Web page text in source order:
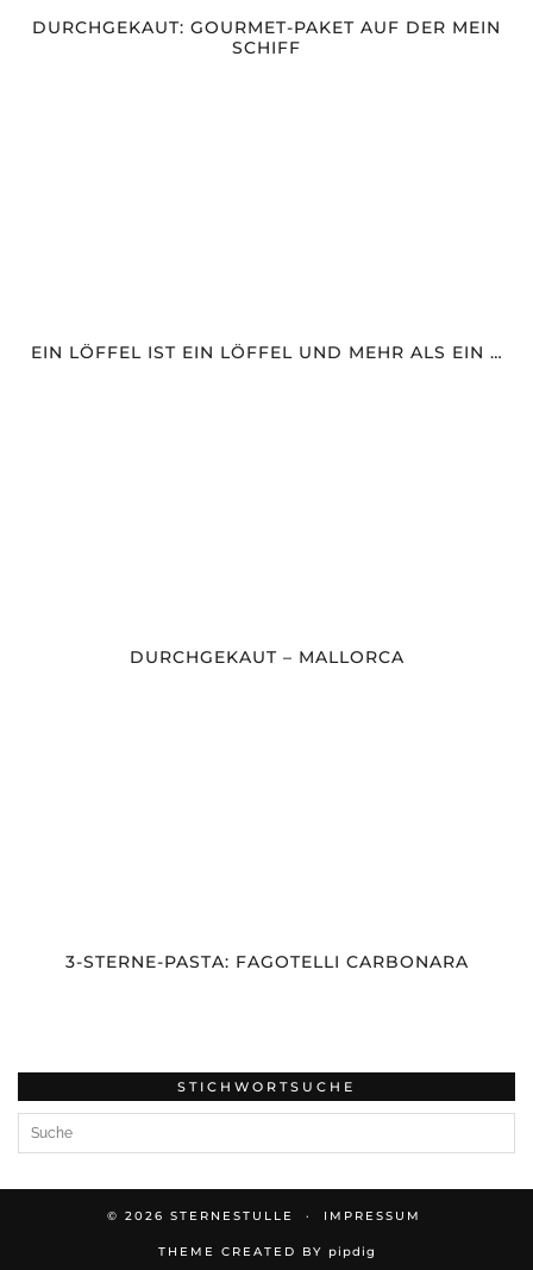
DURCHGEKAUT: GOURMET-PAKET AUF DER MEIN
SCHIFF
EIN LÖFFEL IST EIN LÖFFEL UND MEHR ALS EIN …
DURCHGEKAUT – MALLORCA
3-STERNE-PASTA: FAGOTELLI CARBONARA
STICHWORTSUCHE
© 2026 STERNESTULLE IMPRESSUM
THEME CREATED BY pipdig